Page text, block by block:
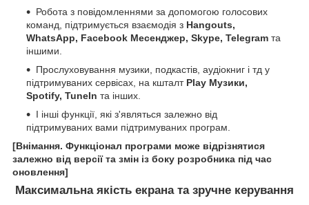
Робота з повідомленнями за допомогою голосових
команд, підтримується взаємодія з Hangouts,
WhatsApp, Facebook Месенджер, Skype, Telegram та
іншими.
Прослуховування музики, подкастів, аудіокниг і тд у
підтримуваних сервісах, на кшталт Play Музики,
Spotify, TuneIn та інших.
І інші функції, які з'являться залежно від
підтримуваних вами підтримуваних програм.
[Внімання. Функціонал програми може відрізнятися
залежно від версії та змін із боку розробника під час
оновлення]
Максимальна якість екрана та зручне керування